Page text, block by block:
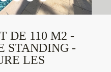
DE 110 M2 -
STANDING -
LES